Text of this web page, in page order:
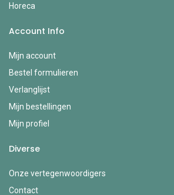
Horeca
Account Info
Mijn account
Bestel formulieren
Verlanglijst
Mijn bestellingen
Mijn profiel
Diverse
Onze vertegenwoordigers
Contact